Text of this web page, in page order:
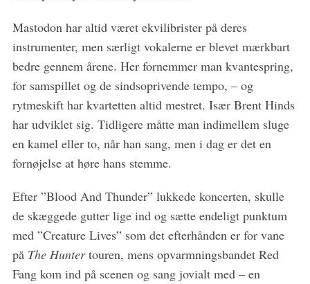
Mastodon har altid været ekvilibrister på deres
instrumenter, men særligt vokalerne er blevet mærkbart
bedre gennem årene. Her fornemmer man kvantespring,
for samspillet og de sindsoprivende tempo, – og
rytmeskift har kvartetten altid mestret. Især Brent Hinds
har udviklet sig. Tidligere måtte man indimellem sluge
en kamel eller to, når han sang, men i dag er det en
fornøjelse at høre hans stemme.
Efter ”Blood And Thunder” lukkede koncerten, skulle
de skæggede gutter lige ind og sætte endeligt punktum
med ”Creature Lives” som det efterhånden er for vane
på The Huntertouren, mens opvarmningsbandet Red
Fang kom ind på scenen og sang jovialt med – en